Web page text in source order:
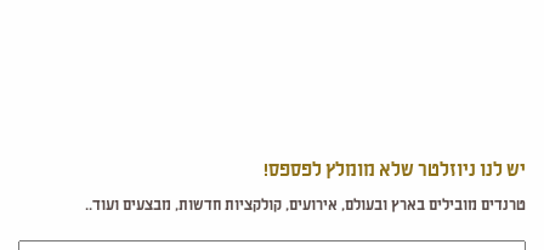
יש לנו ניוזלטר שלא מומלץ לפספס!
טרנדים מובילים בארץ ובעולם, אירועים, קולקציות חדשות, מבצעים ועוד..